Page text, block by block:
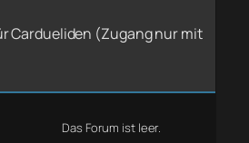
Cardueliden (Zugang nur mit
Das Forum ist leer.